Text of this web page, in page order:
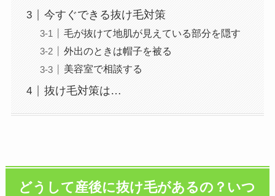
今すぐできる抜け毛対策
毛が抜けて地肌が見えている部分を隠す
外出のときは帽子を被る
美容室で相談する
抜け毛対策は…
どうして産後に抜け毛があるの？いつ